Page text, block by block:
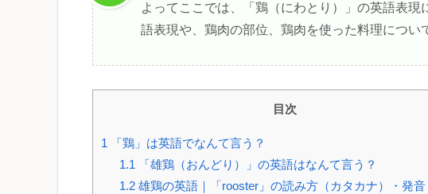
よってここでは、「鶏（にわとり）」の英語表
語表現や、鶏肉の部位、鶏肉を使った料理につい
目次
1 「鶏」は英語でなんて言う？
1.1 「雄鶏（おんどり）」の英語はなんて言う？
1.2雄鶏の英語｜「rooster」の読み方（カタカナ）・発音